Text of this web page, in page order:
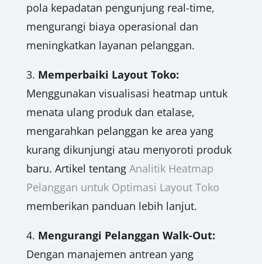
pola kepadatan pengunjung real-time,
mengurangi biaya operasional dan
meningkatkan layanan pelanggan.
3. Memperbaiki Layout Toko:
Menggunakan visualisasi heatmap untuk
menata ulang produk dan etalase,
mengarahkan pelanggan ke area yang
kurang dikunjungi atau menyoroti produk
baru. Artikel tentang Analitik Heatmap
Pelanggan untuk Optimasi Layout Toko
memberikan panduan lebih lanjut.
4. Mengurangi Pelanggan Walk-Out:
Dengan manajemen antrean yang